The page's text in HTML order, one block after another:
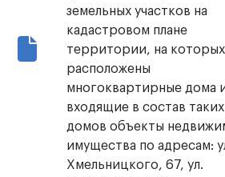
земельных участков на
кадастровом плане
территории, на которых
расположены
многоквартирные дома
входящие в состав таких
домов объекты
имущества по адресам:
Хмельницкого, 67, ул.